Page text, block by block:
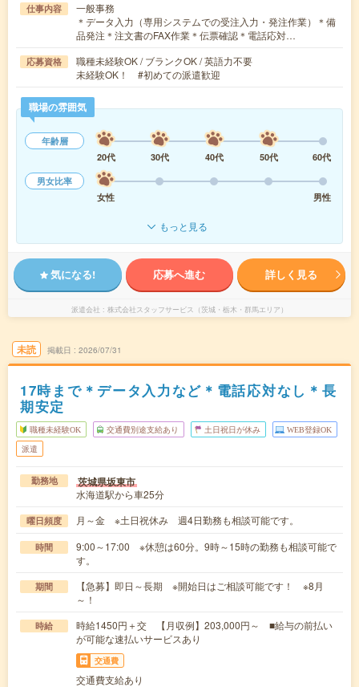
仕事内容
一般事務
＊データ入力（専用システムでの受注入力・発注作業）＊備
品発注＊注文書のFAX作業＊伝票確認＊電話応対…
応募資格
職種未経験OK / ブランクOK / 英語力不要
未経験OK！ #初めての派遣歓迎
職場の雰囲気
年齢層
20代
30代 40代 50代
60代
男女比率
女性
男性
もっと見る
気になる! 応募へ進む 詳しく見る
派遣会社 株式会社スタッフサービス（茨城・栃木・群馬エリア）
未読 掲載日 2026/07/31
17時まで＊データ入力など＊電話応対なし＊長
期安定
職種未経験OK 交通費別途支給あり 土日祝日が休み WEB登録OK
派遣
勤務地 茨城県坂東市
水海道駅から車25分
曜日頻度 月～金 ※土日祝休み 週4日勤務も相談可能です。
時間
9:00～17:00 ※休憩は60分。9時～15時の勤務も相談可能で
す。
期間
【急募】即日～長期 ※開始日はご相談可能です！ ※8月
～！
時給
時給1450円＋交 【月収例】203,000円～ ■給与の前払い
が可能な速払いサービスあり
交通費
交通費支給あり